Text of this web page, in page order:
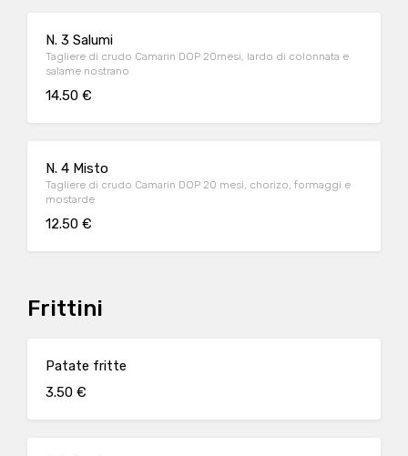
N. 3 Salumi
Tagliere di crudo Camarin DOP 20mesi, lardo di colonnata e
salame nostrano
14.50 €
N. 4 Misto
Tagliere di crudo Camarin DOP 20 mesi, chorizo, formaggi e
mostarde
12.50 €
Frittini
Patate fritte
3.50 €